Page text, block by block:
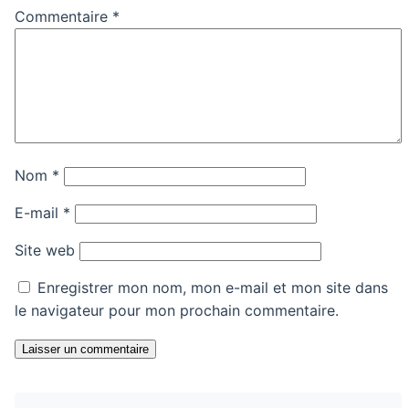
Commentaire *
Nom *
E-mail *
Site web
Enregistrer mon nom, mon e-mail et mon site dans
le navigateur pour mon prochain commentaire.
Laisser un commentaire